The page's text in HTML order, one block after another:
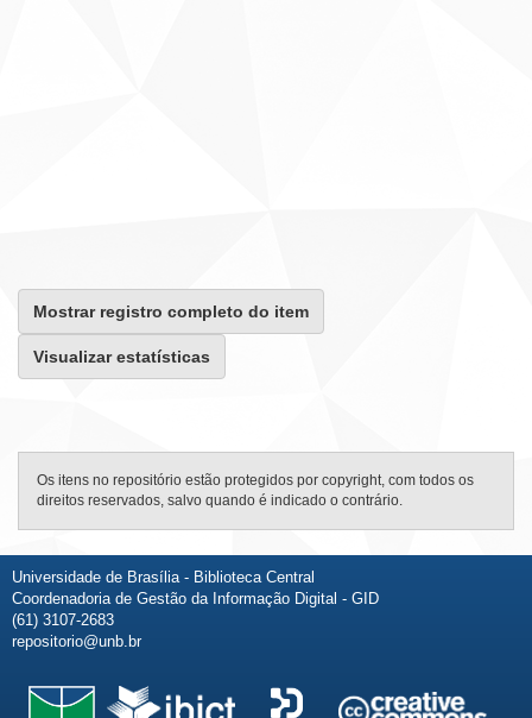
Mostrar registro completo do item
Visualizar estatísticas
Os itens no repositório estão protegidos por copyright, com todos os
direitos reservados, salvo quando é indicado o contrário.
Universidade de Brasília - Biblioteca Central
Coordenadoria de Gestão da Informação Digital - GID
(61) 3107-2683
repositorio@unb.br